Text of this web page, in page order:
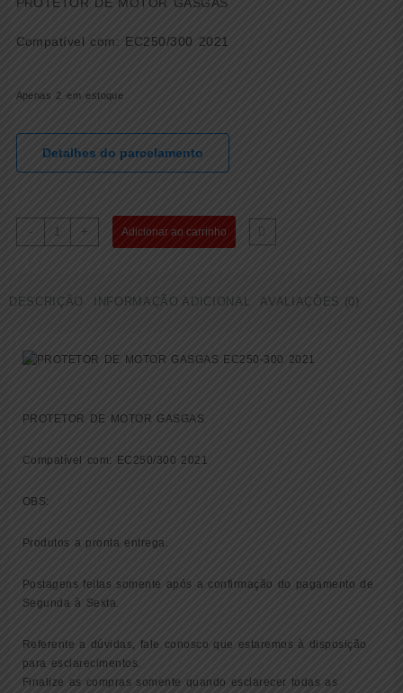
PROTETOR DE MOTOR GASGAS
Compatível com: EC250/300 2021
Apenas 2 em estoque
Detalhes do parcelamento
-
PROTETOR
DE
EC250/300
A54003090444
+ Adicionar ao carrinho
DESCRIÇÃO INFORMAÇÃO ADICIONAL AVALIAÇÕES (0)
PROTETOR DE MOTOR GASGAS
Compatível com: EC250/300 2021
OBS:
Produtos a pronta entrega.
Postagens feitas somente após a confirmação do pagamento de
Segunda à Sexta.
Referente a dúvidas, fale conosco que estaremos à disposição
para esclarecimentos.
Finalize as compras somente quando esclarecer todas as